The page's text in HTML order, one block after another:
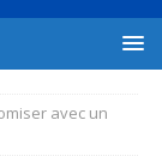
avec un